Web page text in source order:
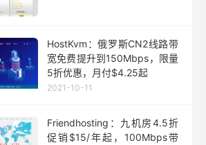
HostKvm：俄罗斯CN2线路带
宽免费提升到150Mbps，限量
5折优惠，月付$4.25起
2021-10-11
Friendhosting：九机房4.5折
促销$15/年起，100Mbps带